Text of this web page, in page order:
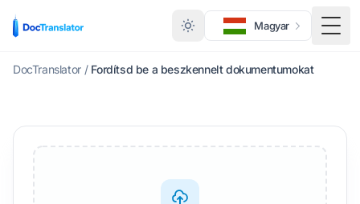
Magyar
DocTranslator / Fordítsd be a beszkennelt dokumentumokat